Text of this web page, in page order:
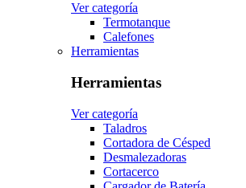
Ver categoría
Termotanque
Calefones
Herramientas
Herramientas
Ver categoría
Taladros
Cortadora de Césped
Desmalezadoras
Cortacerco